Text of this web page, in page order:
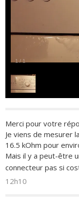
1 / 1
Merci pour votre
Je viens de mesurer
16.5 kOhm pour
Mais il y a peut-être
connecteur pas si
12h10